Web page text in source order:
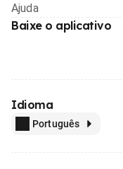
Ajuda
Baixe o aplicativo
Idioma
Português